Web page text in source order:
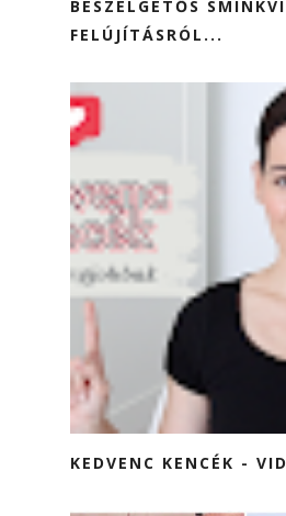
BESZÉLGETŐS
FELÚJÍTÁSRÓL...
KEDVENC KENCÉK -